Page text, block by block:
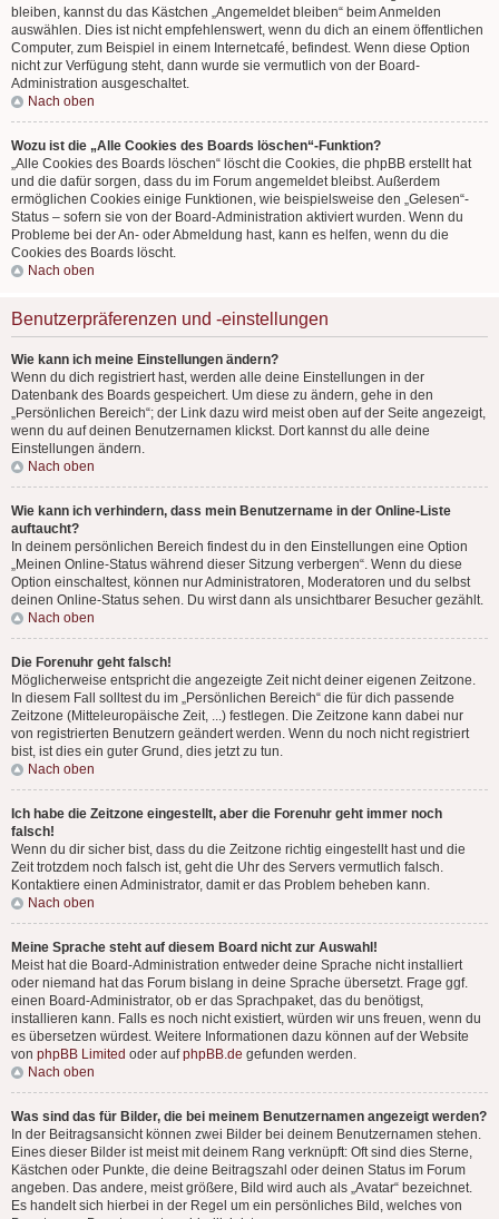
bleiben, kannst du das Kästchen „Angemeldet bleiben“ beim Anmelden
auswählen. Dies ist nicht empfehlenswert, wenn du dich an einem öffentlichen
Computer, zum Beispiel in einem Internetcafé, befindest. Wenn diese Option
nicht zur Verfügung steht, dann wurde sie vermutlich von der Board-
Administration ausgeschaltet.
Nach oben
Wozu ist die „Alle Cookies des Boards löschen“-Funktion?
„Alle Cookies des Boards löschen“ löscht die Cookies, die phpBB erstellt hat
und die dafür sorgen, dass du im Forum angemeldet bleibst. Außerdem
ermöglichen Cookies einige Funktionen, wie beispielsweise den „Gelesen“-
Status – sofern sie von der Board-Administration aktiviert wurden. Wenn du
Probleme bei der An- oder Abmeldung hast, kann es helfen, wenn du die
Cookies des Boards löscht.
Nach oben
Benutzerpräferenzen und -einstellungen
Wie kann ich meine Einstellungen ändern?
Wenn du dich registriert hast, werden alle deine Einstellungen in der
Datenbank des Boards gespeichert. Um diese zu ändern, gehe in den
„Persönlichen Bereich“; der Link dazu wird meist oben auf der Seite angezeigt,
wenn du auf deinen Benutzernamen klickst. Dort kannst du alle deine
Einstellungen ändern.
Nach oben
Wie kann ich verhindern, dass mein Benutzername in der Online-Liste
auftaucht?
In deinem persönlichen Bereich findest du in den Einstellungen eine Option
„Meinen Online-Status während dieser Sitzung verbergen“. Wenn du diese
Option einschaltest, können nur Administratoren, Moderatoren und du selbst
deinen Online-Status sehen. Du wirst dann als unsichtbarer Besucher gezählt.
Nach oben
Die Forenuhr geht falsch!
Möglicherweise entspricht die angezeigte Zeit nicht deiner eigenen Zeitzone.
In diesem Fall solltest du im „Persönlichen Bereich“ die für dich passende
Zeitzone (Mitteleuropäische Zeit, ...) festlegen. Die Zeitzone kann dabei nur
von registrierten Benutzern geändert werden. Wenn du noch nicht registriert
bist, ist dies ein guter Grund, dies jetzt zu tun.
Nach oben
Ich habe die Zeitzone eingestellt, aber die Forenuhr geht immer noch
falsch!
Wenn du dir sicher bist, dass du die Zeitzone richtig eingestellt hast und die
Zeit trotzdem noch falsch ist, geht die Uhr des Servers vermutlich falsch.
Kontaktiere einen Administrator, damit er das Problem beheben kann.
Nach oben
Meine Sprache steht auf diesem Board nicht zur Auswahl!
Meist hat die Board-Administration entweder deine Sprache nicht installiert
oder niemand hat das Forum bislang in deine Sprache übersetzt. Frage ggf.
einen Board-Administrator, ob er das Sprachpaket, das du benötigst,
installieren kann. Falls es noch nicht existiert, würden wir uns freuen, wenn du
es übersetzen würdest. Weitere Informationen dazu können auf der Website
von phpBB Limited oder aufphpBB.de gefunden werden.
Nach oben
Was sind das für Bilder, die bei meinem Benutzernamen angezeigt werden?
In der Beitragsansicht können zwei Bilder bei deinem Benutzernamen stehen.
Eines dieser Bilder ist meist mit deinem Rang verknüpft: Oft sind dies Sterne,
Kästchen oder Punkte, die deine Beitragszahl oder deinen Status im Forum
angeben. Das andere, meist größere, Bild wird auch als „Avatar“ bezeichnet.
Es handelt sich hierbei in der Regel um ein persönliches Bild, welches von